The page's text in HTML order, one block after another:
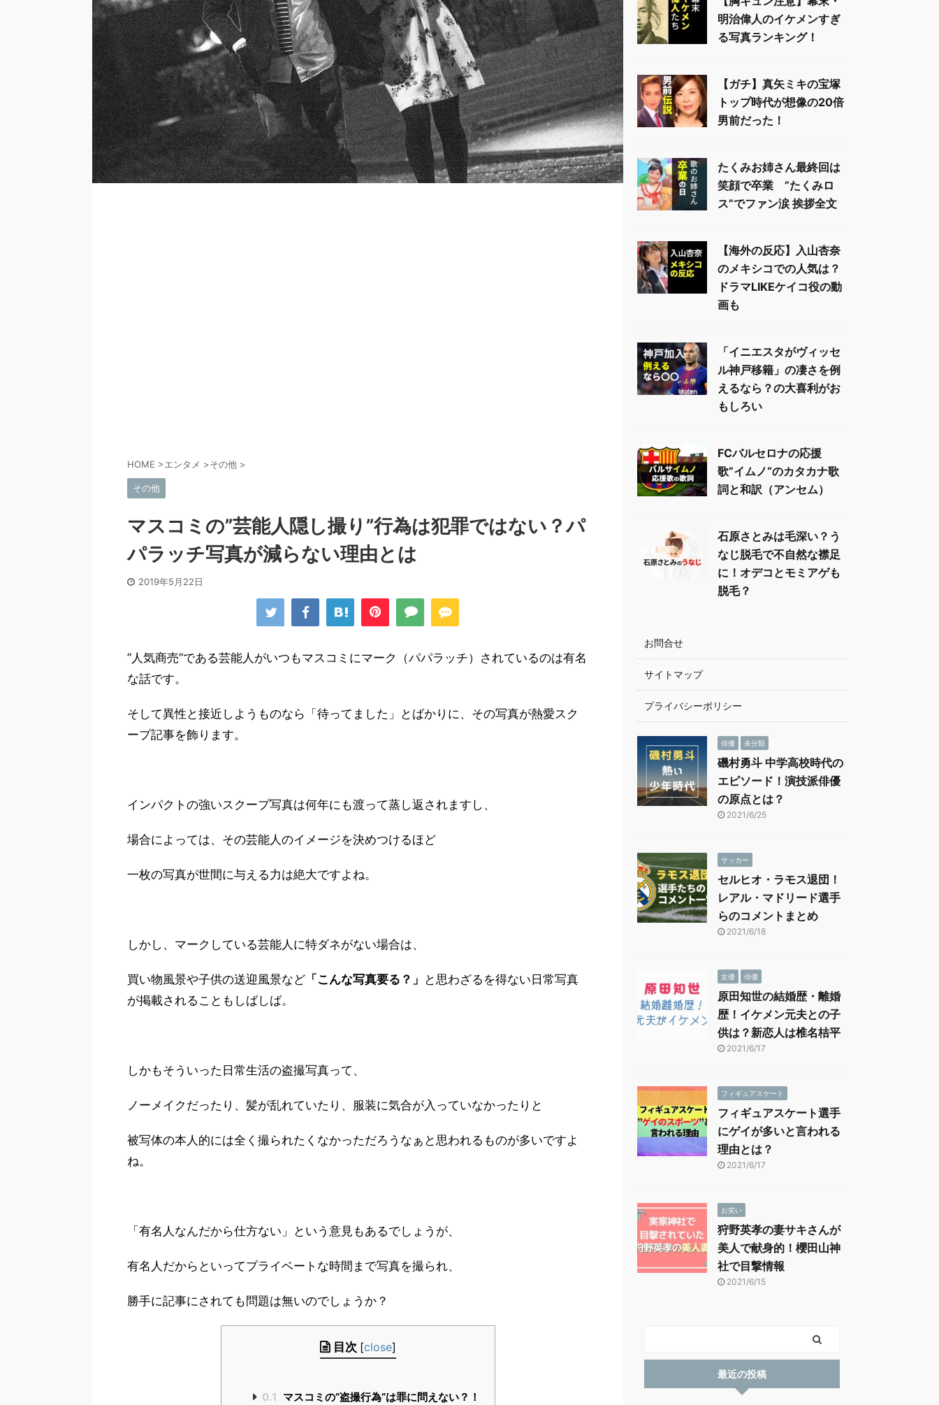
HOME >エンタメ >その他 >
その他
マスコミの”芸能人隠し撮り”行為は犯罪ではない？パ
パラッチ写真が減らない理由とは
2019年5月22日
”人気商売”である芸能人がいつもマスコミにマーク（パパラッチ）されているのは有名
な話です。
そして異性と接近しようものなら「待ってました」とばかりに、その写真が熱愛スク
ープ記事を飾ります。
インパクトの強いスクープ写真は何年にも渡って蒸し返されますし、
場合によっては、その芸能人のイメージを決めつけるほど
一枚の写真が世間に与える力は絶大ですよね。
しかし、マークしている芸能人に特ダネがない場合は、
買い物風景や子供の送迎風景など 「こんな写真要る？」 と思わざるを得ない日常写真
が掲載されることもしばしば。
しかもそういった日常生活の盗撮写真って、
ノーメイクだったり、髪が乱れていたり、服装に気合が入っていなかったりと
被写体の本人的には全く撮られたくなかっただろうなぁと思われるものが多いですよ
ね。
「有名人なんだから仕方ない」という意見もあるでしょうが、
有名人だからといってプライベートな時間まで写真を撮られ、
勝手に記事にされても問題は無いのでしょうか？
目次 [close]
0.1 マスコミの”盗撮行為”は罪に問えない？！
明治偉人のイケメンすぎ
る写真ランキング！
【ガチ】真矢ミキの宝塚
トップ時代が想像の20倍
男前だった！
たくみお姉さん最終回は
笑顔で卒業 ”たくみロ
ス”でファン涙 挨拶全文
【海外の反応】入山杏奈
のメキシコでの人気は？
ドラマLIKEケイコ役の動
画も
「イニエスタがヴィッセ
ル神戸移籍」の凄さを例
えるなら？の大喜利がお
もしろい
FCバルセロナの応援
歌”イムノ“のカタカナ歌
詞と和訳（アンセム）
石原さとみは毛深い？う
なじ脱毛で不自然な襟足
に！オデコとモミアゲも
脱毛？
お問合せ
サイトマップ
プライバシーポリシー
俳優 未分類
磯村勇斗 中学高校時代の
エピソード！演技派俳優
の原点とは？
2021/6/25
サッカー
セルヒオ・ラモス退団！
レアル・マドリード選手
らのコメントまとめ
2021/6/18
女優 俳優
原田知世の結婚歴・離婚
歴！イケメン元夫との子
供は？新恋人は椎名桔平
2021/6/17
フィギュアスケート
フィギュアスケート選手
にゲイが多いと言われる
理由とは？
2021/6/17
お笑い
狩野英孝の妻サキさんが
美人で献身的！櫻田山神
社で目撃情報
2021/6/15
最近の投稿